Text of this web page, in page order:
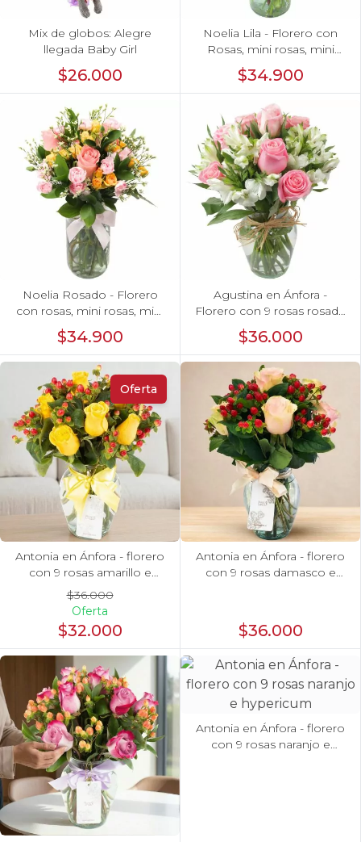
Mix de globos: Alegre
llegada Baby Girl
$26.000
Noelia Lila - Florero con
Rosas, mini rosas, mini
claveles y limonium
$34.900
Noelia Rosado - Florero
con rosas, mini rosas, mini
claveles y limonium
$34.900
Agustina en Ánfora -
Florero con 9 rosas rosado
y astromelia
$36.000
Oferta
Antonia en Ánfora - florero
con 9 rosas amarillo e
hypericum
$36.000
Oferta
$32.000
Antonia en Ánfora - florero
con 9 rosas damasco e
$36.000
Antonia en Ánfora - florero
con 9 rosas naranjo e